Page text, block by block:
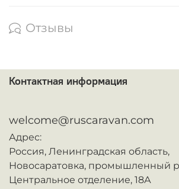
Отзывы
Контактная информация
welcome@ruscaravan.com
Адрес:
Россия, Ленинградская область,
Новосаратовка, промышленный
Центральное отделение, 18А